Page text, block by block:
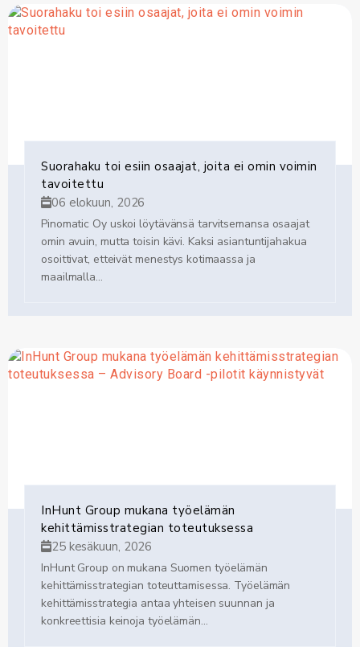
kasvupotentiaalin
Matalan organisaation, nopean päätöksenteon ja
viimeistään28.6.2026.Toimi nopeasti, sillä käymme
hakemuksia läpi ja aloitamme haastattelut jo hakuaikana.
YOUR RESPONSIBLE
PARTNER
Suorahaku toi esiin osaajat, joita ei omin voimin
tavoitettu
06 elokuun, 2026
Pinomatic Oy uskoi löytävänsä tarvitsemansa osaajat
omin avuin, mutta toisin kävi. Kaksi asiantuntijahakua
osoittivat, etteivät menestys kotimaassa ja
maailmalla...
InHunt Group mukana työelämän
kehittämisstrategian toteutuksessa
25 kesäkuun, 2026
InHunt Group on mukana Suomen työelämän
kehittämisstrategian toteuttamisessa. Työelämän
kehittämisstrategia antaa yhteisen suunnan ja
konkreettisia keinoja työelämän...